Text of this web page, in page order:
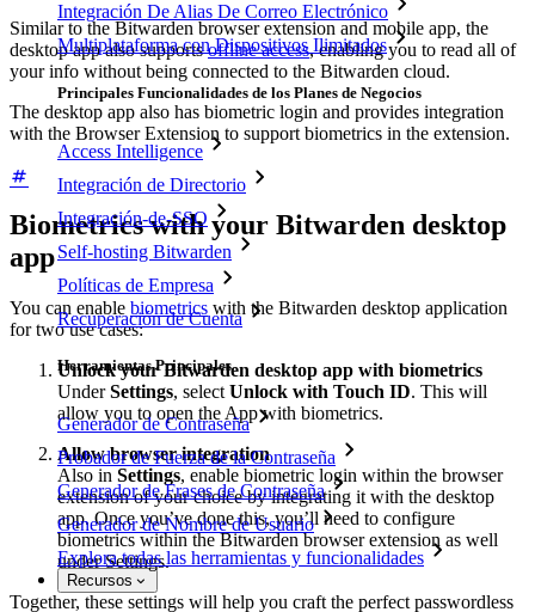
Integración De Alias De Correo Electrónico
Multiplataforma con Dispositivos Ilimitados
Principales Funcionalidades de los Planes de Negocios
Access Intelligence
Integración de Directorio
Integración-de-SSO
Self-hosting Bitwarden
Políticas de Empresa
Recuperación de Cuenta
Herramientas Principales
Generador de Contraseña
Probador de Fuerza de la Contraseña
Generador de Frases de Contraseña
Generador de Nombre de Usuario
Explora todas las herramientas y funcionalidades
Recursos
Similar to the Bitwarden browser extension and mobile app, the
desktop app also supportsoffline access, enabling you to read all of
your info without being connected to the Bitwarden cloud.
The desktop app also has biometric login and provides integration
with the Browser Extension to support biometrics in the extension.
Biometrics with your Bitwarden desktop
app
You can enable biometrics with the Bitwarden desktop application
for two use cases:
Unlock your Bitwarden desktop app with biometrics
UnderSettings, select Unlock with Touch ID. This will
allow you to open the App with biometrics.
Allow browser integration
Also in Settings, enable biometric login within the browser
extension of your choice by integrating it with the desktop
app. Once you’ve done this, you’ll need to configure
biometrics within the Bitwarden browser extension as well
under Settings.
Together, these settings will help you craft the perfect passwordless